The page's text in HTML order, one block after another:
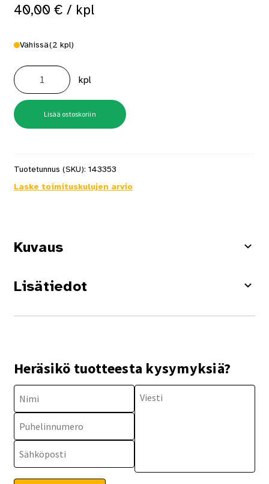
40,00 € / kpl
Vähissä(2 kpl)
Kuppilaikka
karbidi
P36
Ø125
mm
määrä
kpl
Lisää ostoskoriin
Tuotetunnus (SKU): 143353
Laske toimituskulujen arvio
Kuvaus
Lisätiedot
Heräsikö tuotteesta kysymyksiä?